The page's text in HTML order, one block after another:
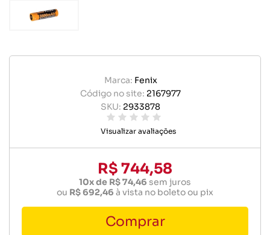
Marca: Fenix
Código no site: 2167977
SKU: 2933878
Visualizar avaliações
R$ 744,58
10x de R$ 74,46 sem juros
ou R$ 692,46 à vista no boleto ou pix
Comprar